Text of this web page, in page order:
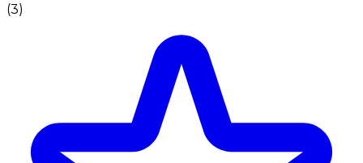
(3)